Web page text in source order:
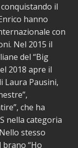
il
hanno
con
Nel 2015 il
del “Big
2018 apre il
Laura Pausini,
che ha
nella categoria
stesso
“Ho